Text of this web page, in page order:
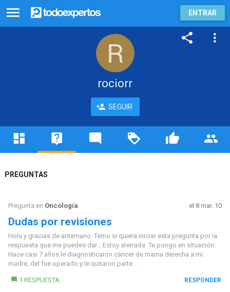
ENTRAR
rociorr
SEGUIR
PREGUNTAS
Pregunta en Oncología el 8 mar. 10
Dudas por revisiones
Hola y gracias de antemano. Temo si quiera iniciar esta pregunta por la
respuesta que me puedes dar... Estoy aterrada. Te pongo en situación:
Hace casi 7 años le diagnosticaron cáncer de mama derecha a mi
madre, del fue operado y le quitaron parte...
1 RESPUESTA RESPONDER